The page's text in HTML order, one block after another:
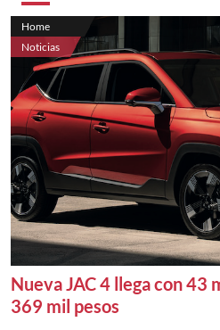
Home
Noticias
Nueva JAC 4 llega con 43
369 mil pesos